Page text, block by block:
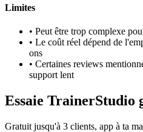
Limites
• Peut être trop complexe
• Le coût réel dépend de
ons
• Certaines reviews
support lent
Essaie TrainerStudio
Gratuit jusqu'à 3 clients, app à ta